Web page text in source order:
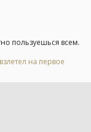
пользуешься всем.
на первое